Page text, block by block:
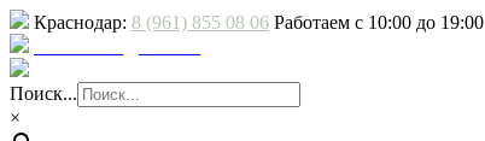
Краснодар: 8 (961) 855 08 06 Работаем с 10:00 до 19:00
Поиск...
×